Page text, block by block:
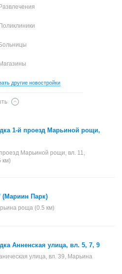
Развлечения
Поликлиники
Больницы
Магазины
другие новостройки
Марьина роща
1-й проезд Марьиной рощи,
Марьиной рощи, вл. 11,
км)
Парк)
роща (0.5 км)
Анненская улица, вл. 5, 7, 9
улица, вл. 39, Марьина